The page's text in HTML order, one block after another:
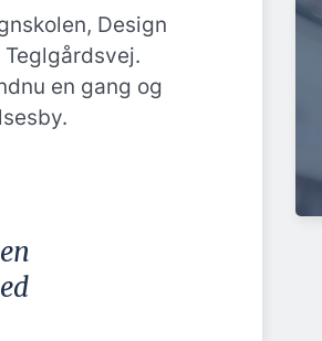
Design
en gang og